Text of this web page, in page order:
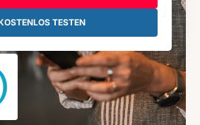
TESTEN